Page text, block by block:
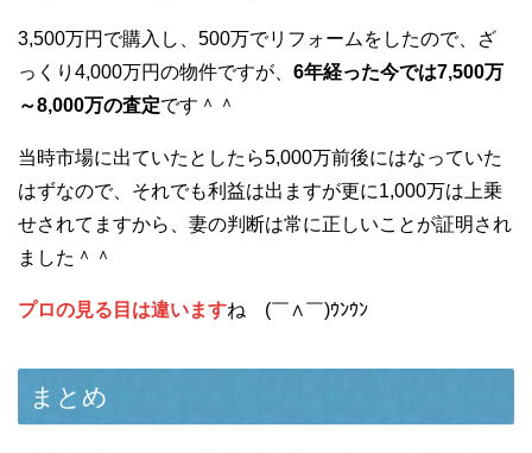
3,500万円で購入し、500万でリフォームをしたので、ざ
っくり4,000万円の物件ですが、 6年経った今では7,500万
～8,000万の査定です＾＾
当時市場に出ていたとしたら5,000万前後にはなっていた
はずなので、それでも利益は出ますが更に1,000万は上乗
せされてますから、妻の判断は常に正しいことが証明され
ました＾＾
プロの見る目は違いますね (￣∧￣)ｳﾝｳﾝ
まとめ